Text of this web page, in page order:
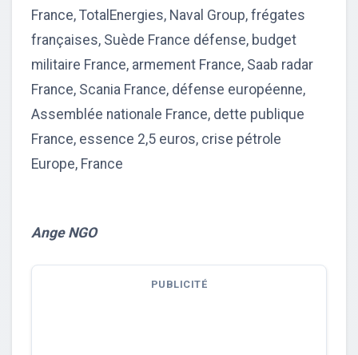
France, TotalEnergies, Naval Group, frégates
françaises, Suède France défense, budget
militaire France, armement France, Saab radar
France, Scania France, défense européenne,
Assemblée nationale France, dette publique
France, essence 2,5 euros, crise pétrole
Europe, France
Ange NGO
PUBLICITÉ